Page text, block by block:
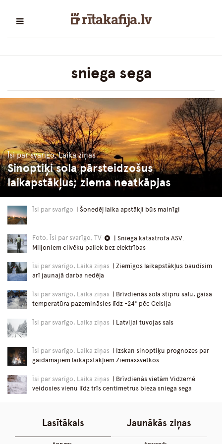
sniega sega
Īsi par svarīgo, Laika ziņas
Sinoptiķi sola pārsteidzošus
laikapstākļus; ziema neatkāpjas
Īsi par svarīgo | Šonedēļ laika apstākļi būs mainīgi
Foto, Īsi par svarīgo, TV
| Sniega katastrofa ASV.
Miljoniem cilvēku paliek bez elektrības
Īsi par svarīgo, Laika ziņas | Ziemīgos laikapstākļus baudīsim
arī jaunajā darba nedēļa
Īsi par svarīgo, Laika ziņas | Brīvdienās sola stipru salu, gaisa
temperatūra pazemināsies līdz -24° pēc Celsija
Īsi par svarīgo, Laika ziņas | Latvijai tuvojas sals
Īsi par svarīgo, Laika ziņas | Izskan sinoptiķu prognozes par
gaidāmajiem laikapstākļiem Ziemassvētkos
Īsi par svarīgo, Laika ziņas | Brīvdienās vietām Vidzemē
veidosies vienu līdz trīs centimetrus bieza sniega sega
Lasītākais Jaunākās ziņas